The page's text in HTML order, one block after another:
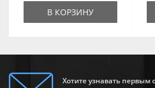
В КОРЗИНУ
Хотите узнавать первым